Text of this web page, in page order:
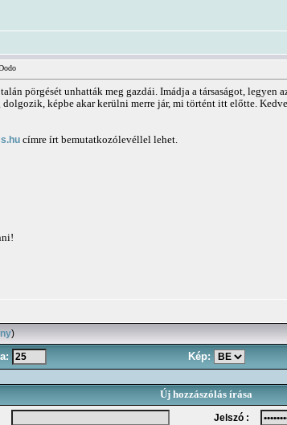
pörgését unhatták meg gazdái. Imádja a társaságot, legyen
képbe akar kerülni merre jár, mi történt itt előtte.
címre írt bemutatkozólevéllel lehet.
)
Kép:
Új hozzászólás írása
Jelszó :